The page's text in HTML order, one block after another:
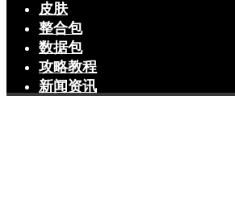
皮肤
整合包
数据包
攻略教程
新闻资讯